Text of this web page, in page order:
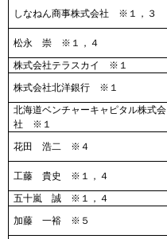
しなねん商事株式会社 ※１，３
松永 崇 ※１，４
株式会社テラスカイ ※１
株式会社北洋銀行 ※１
北海道ベンチャーキャピタル株式会
社 ※１
花田 浩二 ※４
工藤 貴史 ※１，４
五十嵐 誠 ※１，４
加藤 一裕 ※５